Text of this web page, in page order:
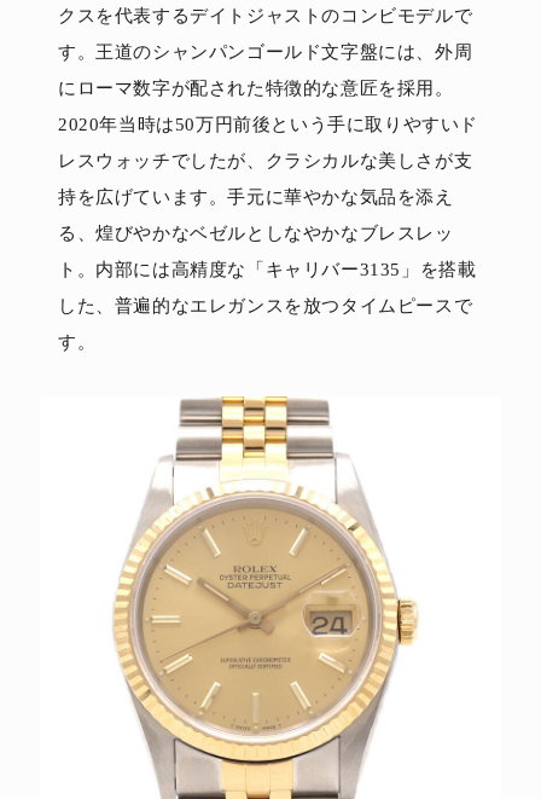
クスを代表するデイトジャストのコンビモデルで
す。王道のシャンパンゴールド文字盤には、外周
にローマ数字が配された特徴的な意匠を採用。
2020年当時は50万円前後という手に取りやすいド
レスウォッチでしたが、クラシカルな美しさが支
持を広げています。手元に華やかな気品を添え
る、煌びやかなベゼルとしなやかなブレスレッ
ト。内部には高精度な「キャリバー3135」を搭載
した、普遍的なエレガンスを放つタイムピースで
す。